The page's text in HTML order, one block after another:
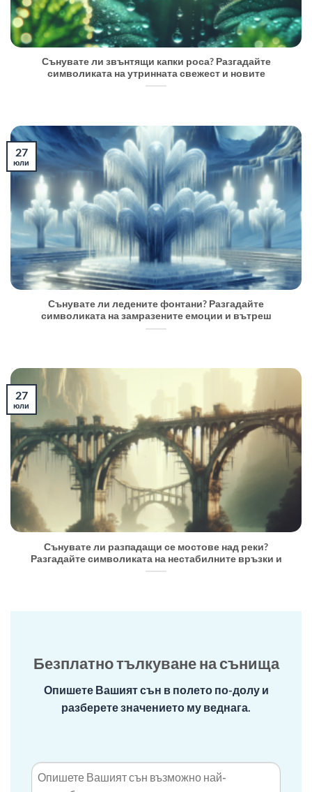
Сънувате ли звънтящи капки роса? Разгадайте
символиката на утринната свежест и новите
Сънувате ли ледените фонтани? Разгадайте
символиката на замразените емоции и вътреш
27
юли
Сънувате ли разпадащи се мостове над реки?
Разгадайте символиката на нестабилните връзки и
27
юли
Безплатно тълкуване на сънища
Опишете Вашият сън в полето по-долу и
разберете значението му веднага.